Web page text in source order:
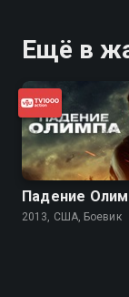
Ещё в
Падение
2013, США, Боевик